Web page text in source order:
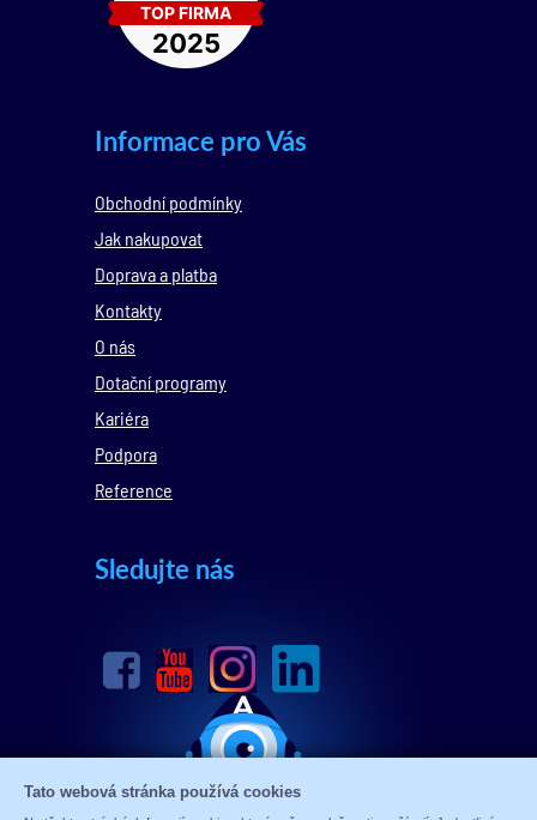
Informace pro Vás
Obchodní podmínky
Jak nakupovat
Doprava a platba
Kontakty
O nás
Dotační programy
Kariéra
Podpora
Reference
Sledujte nás
Tato webová stránka používá cookies